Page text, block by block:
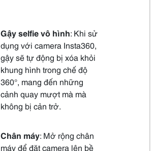
Gậy selfie vô hình: Khi sử
dụng với camera Insta360,
gậy sẽ tự động bị xóa khỏi
khung hình trong chế độ
360°, mang đến những
cảnh quay mượt mà mà
không bị cản trở.
Chân máy: Mở rộng chân
máy để đặt camera lên bề